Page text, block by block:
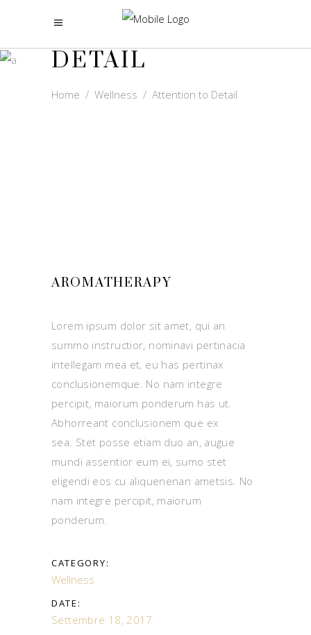
ATTENTION TO
DETAIL
Home / Wellness / Attention to Detail
AROMATHERAPY
Lorem ipsum dolor sit amet, qui an
summo instructior, nominavi pertinacia
intellegam mea et, eu has pertinax
conclusionemque. No nam integre
percipit, maiorum ponderum has ut.
Abhorreant conclusionem que ex
sea. Stet posse etiam duo an, augue
mundi assentior eum ei, sumo stet
eligendi eos cu aliquenenan ametsis. No
nam integre percipit, maiorum
ponderum.
CATEGORY:
Wellness
DATE:
Settembre 18, 2017